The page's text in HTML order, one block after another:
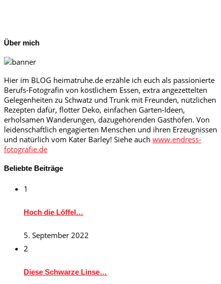
Über mich
Hier im BLOG heimatruhe.de erzähle ich euch als passionierte
Berufs-Fotografin von köstlichem Essen, extra angezettelten
Gelegenheiten zu Schwatz und Trunk mit Freunden, nützlichen
Rezepten dafür, flotter Deko, einfachen Garten-Ideen,
erholsamen Wanderungen, dazugehörenden Gasthöfen. Von
leidenschaftlich engagierten Menschen und ihren Erzeugnissen
und natürlich vom Kater Barley! Siehe auch www.endress-
fotografie.de
Beliebte Beiträge
1
Hoch die Löffel…
5. September 2022
2
Diese Schwarze Linse…